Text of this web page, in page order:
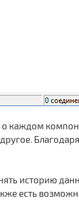
каждом
историю
есть